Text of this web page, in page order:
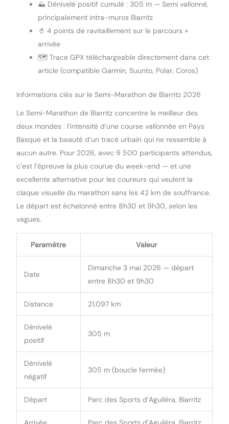
⛰️ Dénivelé positif cumulé : 305 m — Semi vallonné,
principalement intra-muros Biarritz
🥤 4 points de ravitaillement sur le parcours +
arrivée
🗺️ Trace GPX téléchargeable directement dans cet
article (compatible Garmin, Suunto, Polar, Coros)
Informations clés sur le Semi-Marathon de Biarritz 2026
Le Semi-Marathon de Biarritz concentre le meilleur des
deux mondes : l’intensité d’une course vallonnée en Pays
Basque et la beauté d’un tracé urbain qui ne ressemble à
aucun autre. Pour 2026, avec 9 500 participants attendus,
c’est l’épreuve la plus courue du week-end — et une
excellente alternative pour les coureurs qui veulent la
claque visuelle du marathon sans les 42 km de souffrance.
Le départ est échelonné entre 8h30 et 9h30, selon les
vagues.
Paramètre Valeur
Date
Dimanche 3 mai 2026 — départ
entre 8h30 et 9h30
Distance 21,097 km
Dénivelé
positif
305 m
Dénivelé
négatif
305 m (boucle fermée)
Départ Parc des Sports d’Aguiléra, Biarritz